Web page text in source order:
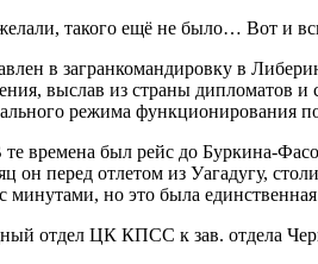
такого ещё не было… Вот и
в загранкомандировку в
выслав из страны дипломатов
режима функционирования
времена был рейс до Буркина-
он перед отлетом из Уагадугу,
но это была
отдел ЦК КПСС к зав. отдела